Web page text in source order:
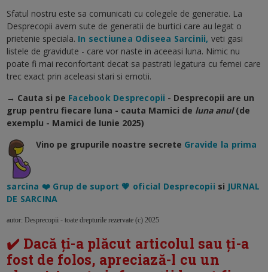
Sfatul nostru este sa comunicati cu colegele de generatie. La
Desprecopii avem sute de generatii de burtici care au legat o
prietenie speciala. In sectiunea Odiseea Sarcinii, veti gasi
listele de gravidute - care vor naste in aceeasi luna. Nimic nu
poate fi mai reconfortant decat sa pastrati legatura cu femei care
trec exact prin aceleasi stari si emotii.
→ Cauta si pe Facebook Desprecopii - Desprecopii are un
grup pentru fiecare luna - cauta Mamici de luna anul (de
exemplu - Mamici de Iunie 2025)
Vino pe grupurile noastre secrete Gravide la prima
sarcina ❤️ Grup de suport 💗 oficial Desprecopii si JURNAL
DE SARCINA
autor: Desprecopii - toate drepturile rezervate (c) 2025
✔️ Dacă ți-a plăcut articolul sau ți-a
fost de folos, apreciază-l cu un